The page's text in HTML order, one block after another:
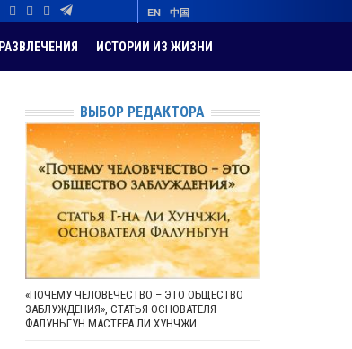
EN 中国
РАЗВЛЕЧЕНИЯ ИСТОРИИ ИЗ ЖИЗНИ
ВЫБОР РЕДАКТОРА
«ПОЧЕМУ ЧЕЛОВЕЧЕСТВО – ЭТО ОБЩЕСТВО
ЗАБЛУЖДЕНИЯ», СТАТЬЯ ОСНОВАТЕЛЯ
ФАЛУНЬГУН МАСТЕРА ЛИ ХУНЧЖИ